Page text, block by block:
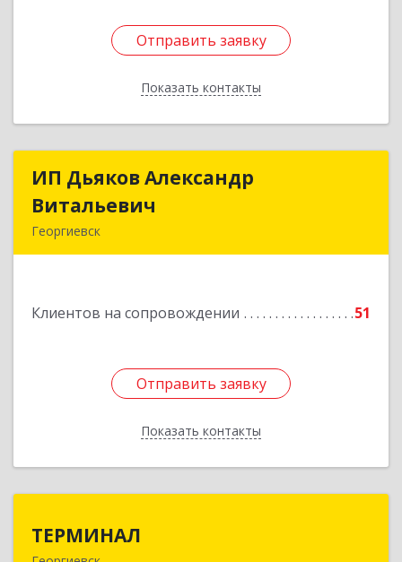
Отправить заявку
Показать контакты
Отправить заявку
Назад
ИП Дьяков Александр
Витальевич
Георгиевск
Клиентов на сопровождении 51
Отправить заявку
Показать контакты
ИП Дьяков Александр
Отправить заявку
Назад
ТЕРМИНАЛ